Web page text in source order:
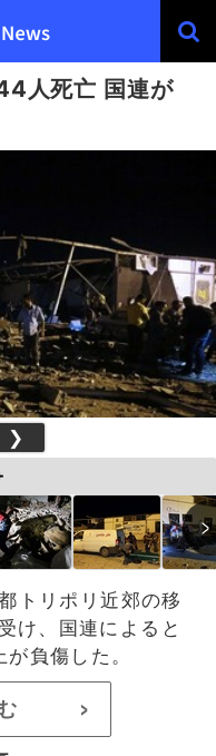
人死亡 国連が
❯
トリポリ近郊の移
け、国連によると
負傷した。
>